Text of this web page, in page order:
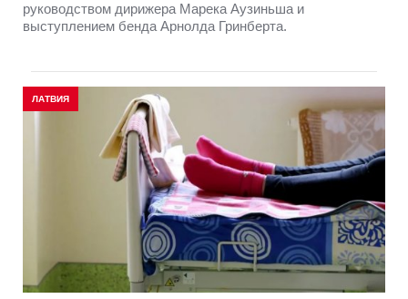
руководством дирижера Марека Аузиньша и
выступлением бенда Арнолда Гринберта.
ЛАТВИЯ